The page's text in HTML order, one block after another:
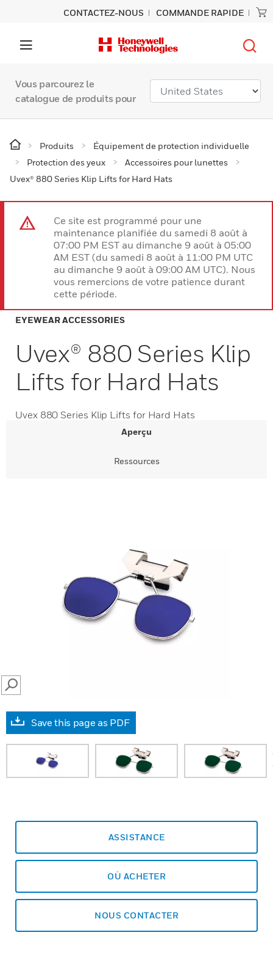
CONTACTEZ-NOUS COMMANDE RAPIDE
Vous parcourez le
catalogue de produits pour
Produits
Équipement de protection individuelle
Protection des yeux
Accessoires pour lunettes
Uvex® 880 Series Klip Lifts for Hard Hats
Ce site est programmé pour une
maintenance planifiée du samedi 8 août à
07:00 PM EST au dimanche 9 août à 05:00
AM EST (du samedi 8 août à 11:00 PM UTC
au dimanche 9 août à 09:00 AM UTC). Nous
vous remercions de votre patience durant
cette période.
EYEWEAR ACCESSORIES
Uvex® 880 Series Klip
Lifts for Hard Hats
Uvex 880 Series Klip Lifts for Hard Hats
Aperçu
Ressources
SEARCH
Save this page as PDF
ASSISTANCE
OÙ ACHETER
NOUS CONTACTER